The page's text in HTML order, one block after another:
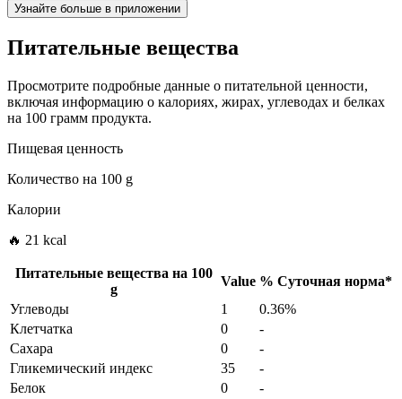
Узнайте больше в приложении
Питательные вещества
Просмотрите подробные данные о питательной ценности,
включая информацию о калориях, жирах, углеводах и белках
на 100 грамм продукта.
Пищевая ценность
Количество на 100 g
Калории
🔥 21 kcal
Питательные вещества на 100
g
Value % Суточная норма*
Углеводы
1
0.36%
Клетчатка
0
-
Сахара
0
-
Гликемический индекс
35
-
Белок
0
-